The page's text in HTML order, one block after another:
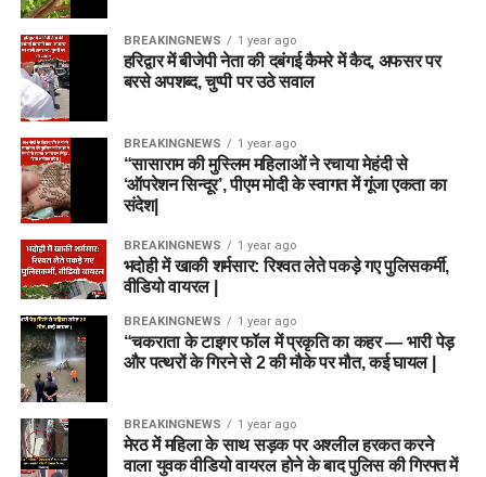
BREAKINGNEWS 1 year ago
हरिद्वार में बीजेपी नेता की दबंगई कैमरे में कैद, अफसर पर
बरसे अपशब्द, चुप्पी पर उठे सवाल
BREAKINGNEWS 1 year ago
“सासाराम की मुस्लिम महिलाओं ने रचाया मेहंदी से
‘ऑपरेशन सिन्दूर’, पीएम मोदी के स्वागत में गूंजा एकता का
संदेश|
BREAKINGNEWS 1 year ago
भदोही में खाकी शर्मसार: रिश्वत लेते पकड़े गए पुलिसकर्मी,
वीडियो वायरल |
BREAKINGNEWS 1 year ago
“चकराता के टाइगर फॉल में प्रकृति का कहर — भारी पेड़
और पत्थरों के गिरने से 2 की मौके पर मौत, कई घायल |
BREAKINGNEWS 1 year ago
मेरठ में महिला के साथ सड़क पर अश्लील हरकत करने
वाला युवक वीडियो वायरल होने के बाद पुलिस की गिरफ्त में